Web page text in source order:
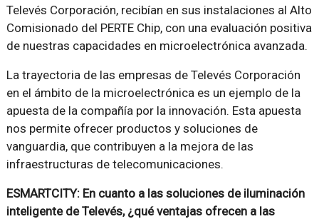
Televés Corporación, recibían en sus instalaciones al Alto
Comisionado del PERTE Chip, con una evaluación positiva
de nuestras capacidades en microelectrónica avanzada.
La trayectoria de las empresas de Televés Corporación
en el ámbito de la microelectrónica es un ejemplo de la
apuesta de la compañía por la innovación. Esta apuesta
nos permite ofrecer productos y soluciones de
vanguardia, que contribuyen a la mejora de las
infraestructuras de telecomunicaciones.
ESMARTCITY: En cuanto a las soluciones de iluminación
inteligente de Televés, ¿qué ventajas ofrecen a las